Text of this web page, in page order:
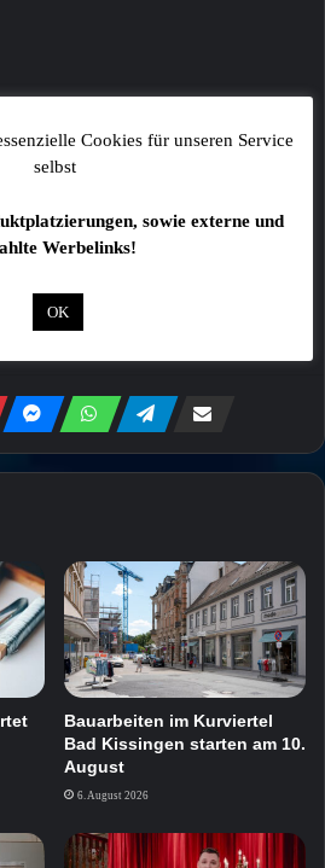
stellen keinesfalls die
Bauarbeiten im Kurviertel
Bad Kissingen starten am 10.
August
6. August 2026
Cookies für unseren Service
selbst
sowie externe und
Werbelinks!
OK